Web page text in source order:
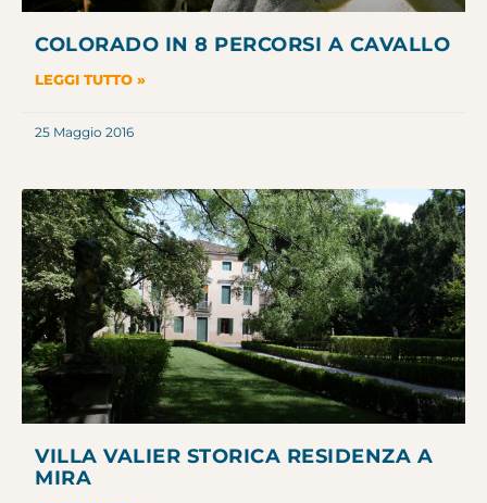
COLORADO IN 8 PERCORSI A CAVALLO
LEGGI TUTTO »
25 Maggio 2016
VILLA VALIER STORICA RESIDENZA A
MIRA